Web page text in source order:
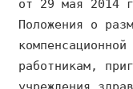
от 29 мая 2014
Положения о
работникам,